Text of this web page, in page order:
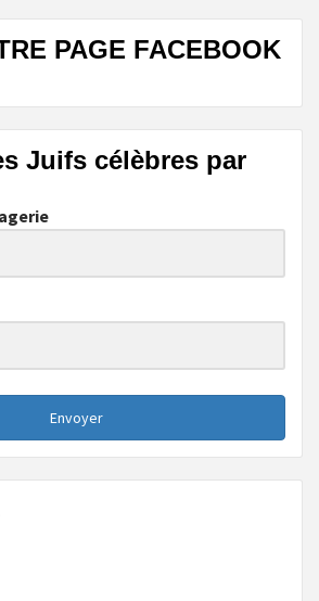
PAGE FACEBOOK
Juifs célèbres par
Envoyer